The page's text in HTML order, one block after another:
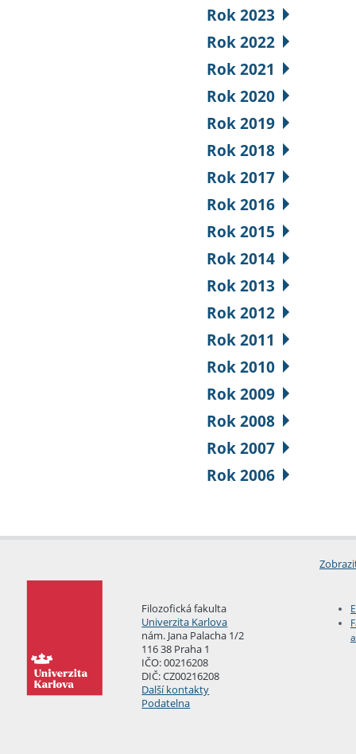
Rok 2023
Rok 2022
Rok 2021
Rok 2020
Rok 2019
Rok 2018
Rok 2017
Rok 2016
Rok 2015
Rok 2014
Rok 2013
Rok 2012
Rok 2011
Rok 2010
Rok 2009
Rok 2008
Rok 2007
Rok 2006
Filozofická fakulta
Univerzita Karlova
nám. Jana Palacha 1/2
116 38 Praha 1
IČO: 00216208
DIČ: CZ00216208
Další kontakty
Podatelna